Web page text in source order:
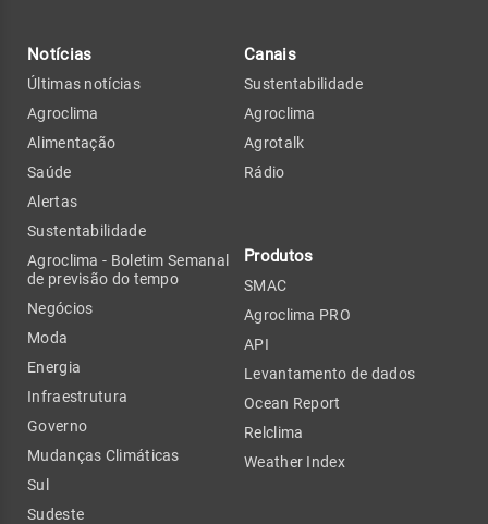
Notícias
Últimas notícias
Agroclima
Alimentação
Saúde
Alertas
Sustentabilidade
Agroclima - Boletim Semanal
de previsão do tempo
Negócios
Moda
Energia
Infraestrutura
Governo
Mudanças Climáticas
Sul
Sudeste
Canais
Sustentabilidade
Agroclima
Agrotalk
Rádio
Produtos
SMAC
Agroclima PRO
API
Levantamento de dados
Ocean Report
Relclima
Weather Index